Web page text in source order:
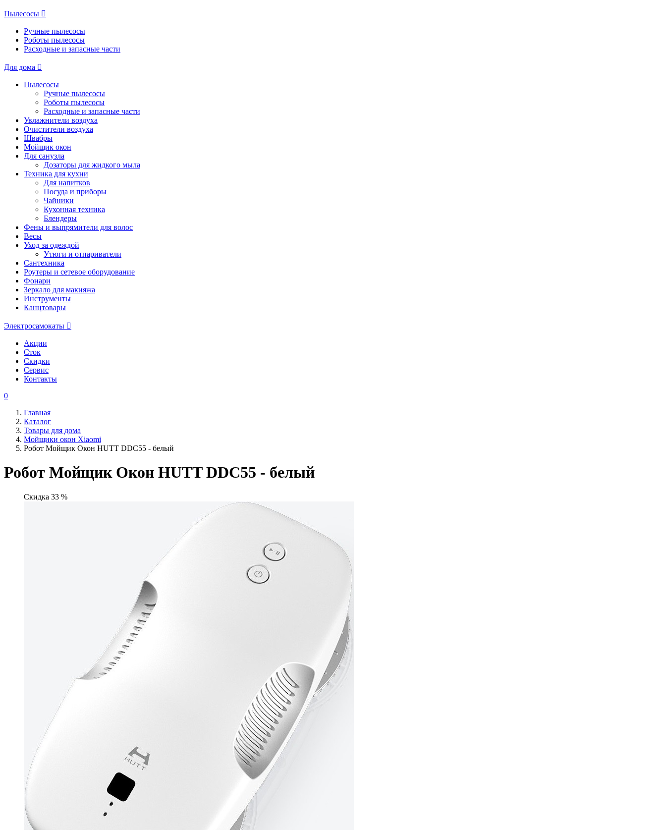
Пылесосы
Ручные пылесосы
Роботы пылесосы
Расходные и запасные части
Для дома
Пылесосы
Ручные пылесосы
Роботы пылесосы
Расходные и запасные части
Увлажнители воздуха
Очистители воздуха
Швабры
Мойщик окон
Для санузла
Дозаторы для жидкого мыла
Техника для кухни
Для напитков
Посуда и приборы
Чайники
Кухонная техника
Блендеры
Фены и выпрямители для волос
Весы
Уход за одеждой
Утюги и отпариватели
Сантехника
Роутеры и сетевое оборудование
Фонари
Зеркало для макияжа
Инструменты
Канцтовары
Электросамокаты
Акции
Сток
Скидки
Сервис
Контакты
0
Главная
Каталог
Товары для дома
Мойщики окон Xiaomi
Робот Мойщик Окон HUTT DDC55 - белый
Робот Мойщик Окон HUTT DDC55 - белый
Скидка 33 %